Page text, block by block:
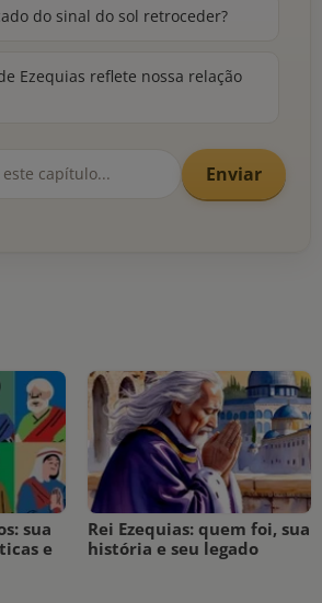
do sinal do sol retroceder?
Ezequias reflete nossa relação
Enviar
sua
e
Rei Ezequias: quem foi, sua
história e seu legado